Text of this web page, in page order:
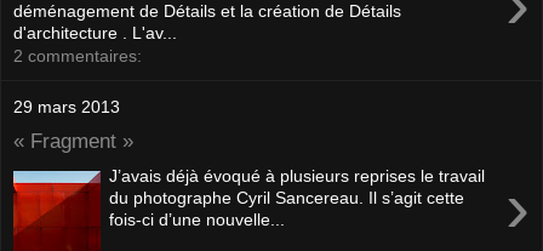
déménagement de Détails et la création de Détails
d'architecture . L'av...
2 commentaires:
29 mars 2013
« Fragment »
›
J’avais déjà évoqué à plusieurs reprises le travail
du photographe Cyril Sancereau. Il s’agit cette
fois-ci d’une nouvelle...